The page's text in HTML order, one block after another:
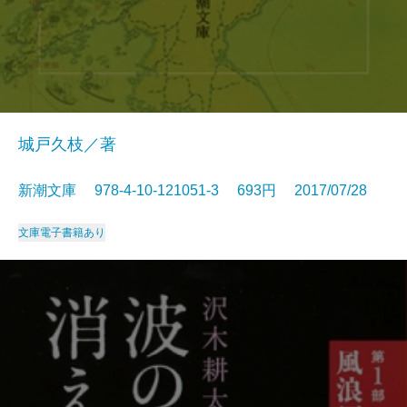
城戸久枝／著
新潮文庫 978-4-10-121051-3 693円 2017/07/28
文庫電子書籍あり